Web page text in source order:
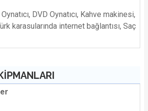
DVD Oynatıcı, Kahve makinesi,
karasularında internet bağlantısı, Saç